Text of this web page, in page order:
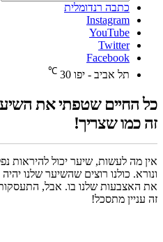
כתבה רנדומלית
Instagram
YouTube
Twitter
Facebook
תל אביב - יפו 30
℃
כל החיים שטפתי את
זה כמו שצריך!
אין מה לעשות, שיער יכול להיראות
ונורא. כולנו רוצים שהשיער שלנו
את האצבעות שלנו בו. אבל,
זה עניין מתסכל!